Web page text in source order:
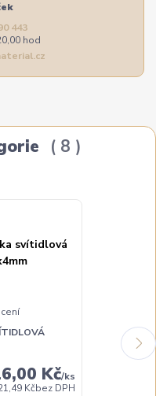
443
hod
8
Kč/ks
Kčbez DPH
KERAMICKÁ